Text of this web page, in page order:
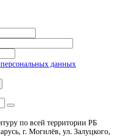
персональных данных
по всей территории РБ
г. Могилёв, ул. Залуцкого,